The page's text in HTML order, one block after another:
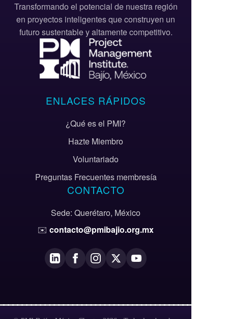
Transformando el potencial de nuestra región
en proyectos inteligentes que construyen un
futuro sustentable y altamente competitivo.
ENLACES RÁPIDOS
¿Qué es el PMI?
Hazte Miembro
Voluntariado
Preguntas Frecuentes membresía
CONTACTO
Sede: Querétaro, México
✉️contacto@pmibajio.org.mx